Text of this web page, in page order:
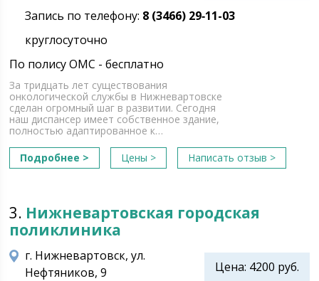
Запись по телефону: 8 (3466) 29‑11-03
круглосуточно
По полису ОМС - бесплатно
За тридцать лет существования
онкологической службы в Нижневартовске
сделан огромный шаг в развитии. Сегодня
наш диспансер имеет собственное здание,
полно­стью адаптированное к…
Подробнее >
Цены > Написать отзыв >
3. Нижневартовская городская
поликлиника
Цена: 4200 руб.
г. Нижневартовск, ул.
Нефтяников, 9